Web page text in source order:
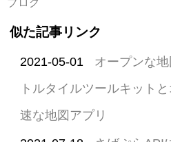
似た記事リンク
2021-05-01
オープンな
トルタイルツールキット
速な地図アプリ